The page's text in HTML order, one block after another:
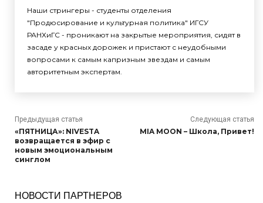
Наши стрингеры - студенты отделения
"Продюсирование и культурная политика" ИГСУ
РАНХиГС - проникают на закрытые мероприятия, сидят в
засаде у красных дорожек и пристают с неудобными
вопросами к самым капризным звездам и самым
авторитетным экспертам.
Предыдущая статья
«ПЯТНИЦА»: NIVESTA
возвращается в эфир с
новым эмоциональным
синглом
Следующая статья
MIA MOON – Школа, Привет!
НОВОСТИ ПАРТНЕРОВ